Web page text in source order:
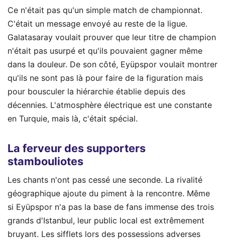
Ce n'était pas qu'un simple match de championnat.
C'était un message envoyé au reste de la ligue.
Galatasaray voulait prouver que leur titre de champion
n'était pas usurpé et qu'ils pouvaient gagner même
dans la douleur. De son côté, Eyüpspor voulait montrer
qu'ils ne sont pas là pour faire de la figuration mais
pour bousculer la hiérarchie établie depuis des
décennies. L'atmosphère électrique est une constante
en Turquie, mais là, c'était spécial.
La ferveur des supporters
stambouliotes
Les chants n'ont pas cessé une seconde. La rivalité
géographique ajoute du piment à la rencontre. Même
si Eyüpspor n'a pas la base de fans immense des trois
grands d'Istanbul, leur public local est extrêmement
bruyant. Les sifflets lors des possessions adverses